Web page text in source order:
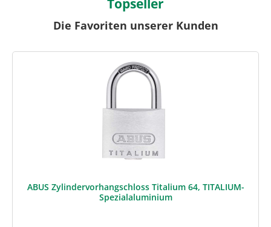
Topseller
Die Favoriten unserer Kunden
ABUS Zylindervorhangschloss Titalium 64, TITALIUM-
Spezialaluminium